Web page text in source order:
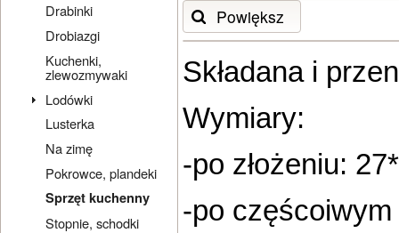
Drabinki
Drobiazgi
Kuchenki,
zlewozmywaki
Lodówki
Lusterka
Na zimę
Pokrowce, plandeki
Sprzęt kuchenny
Stopnie, schodki
Powiększ
Składana i
Wymiary:
-po złożeniu:
-po częścoiwym